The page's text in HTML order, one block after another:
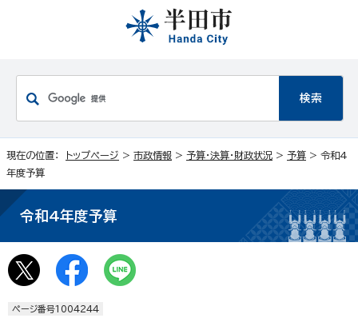
現在の位置： トップページ > 市政情報 > 予算・決算・財政状況 > 予算 > 令和4
年度予算
令和4年度予算
ページ番号1004244